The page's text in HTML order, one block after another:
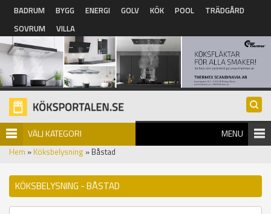
Hoppa till huvudinnehåll
BADRUM BYGG ENERGI GOLV KÖK POOL
TRÄDGÅRD
SOVRUM
VILLA
VÄLJ KATEGORI MENU
Hem » Köksbelysning » Båstad
KÖKSBELYSNING - BÅSTAD